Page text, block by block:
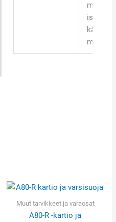
käsiosa
muovia
Muut tarvikkeet ja varaosat
A80-R -kartio ja